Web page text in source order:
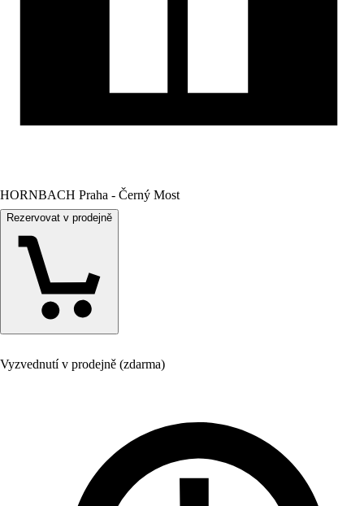
HORNBACH Praha - Černý Most
Rezervovat v prodejně
Vyzvednutí v prodejně (zdarma)